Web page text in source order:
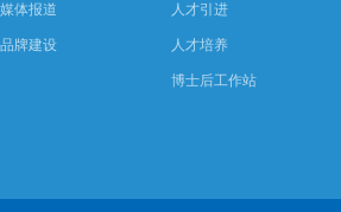
媒体报道
品牌建设
人才引进
人才培养
博士后工作站